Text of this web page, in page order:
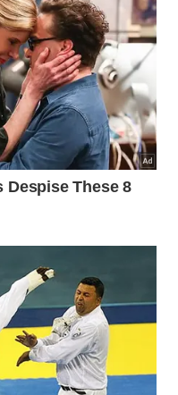
a casca.
do que a polpa, ela
importante dos
e caldas,
ajuda a extrair
especiarias.
tão
brasileiros?
fruta de safra curta.
já comeu direto
pela casca escura
A árvore transforma
porque a
vizinhos,
em volta do pé